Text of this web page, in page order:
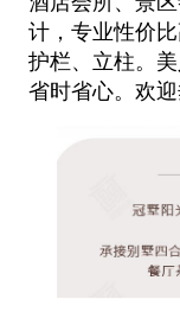
计，专业性价
护栏、立柱。
省时省心。欢迎